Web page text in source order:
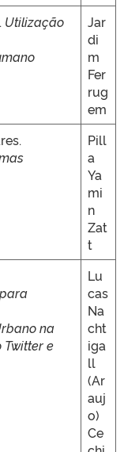
Utilização
Jar
di
m
Fer
rug
em
Pill
a
Ya
mi
n
Zat
t
na
Twitter e
Lu
cas
Na
cht
iga
ll
(Ar
auj
o)
Ce